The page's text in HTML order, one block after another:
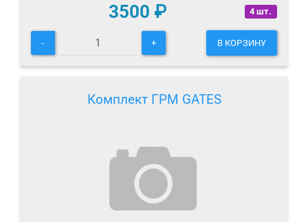
4 шт.
3500 ₽
- + В КОРЗИНУ
Комплект ГРМ GATES